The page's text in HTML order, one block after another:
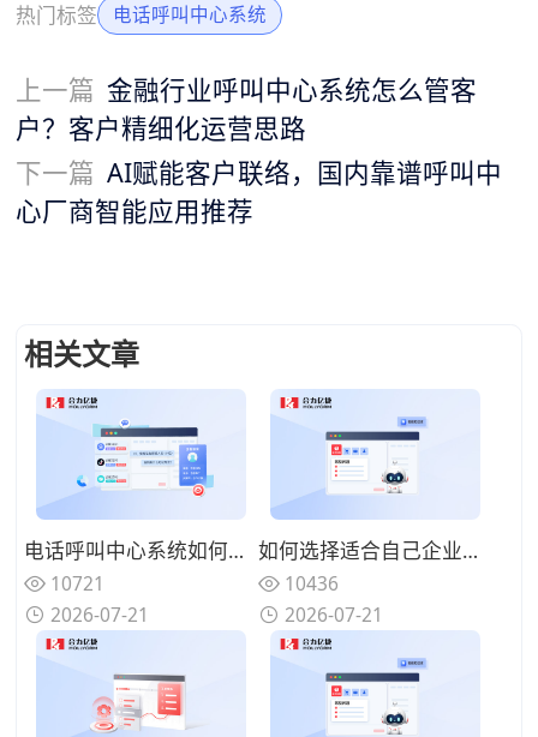
热门标签 电话呼叫中心系统
上一篇 金融行业呼叫中心系统怎么管客
户？客户精细化运营思路
下一篇 AI赋能客户联络，国内靠谱呼叫中
心厂商智能应用推荐
相关文章
电话呼叫中心系统如何与在线渠道融合？全触点统一路由的协同方案
10721
2026-07-21
如何选择适合自己企业的电话呼叫中心系统？功能匹配与扩展性的权衡
10436
2026-07-21